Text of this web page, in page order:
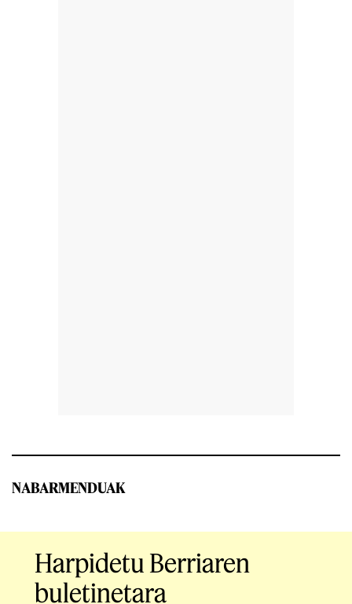
NABARMENDUAK
Harpidetu Berriaren
buletinetara